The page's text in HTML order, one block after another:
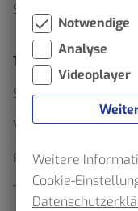
Schülerverkehr
Ticketfinder
Schluss mit Waben
Verkehrserhebung
Fahrgäste um
Ticketfinder
Notwendige
Analyse
Videoplayer
Weitere
Cookie-